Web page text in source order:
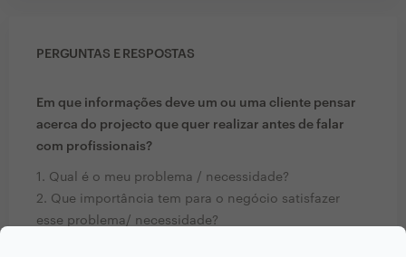
PERGUNTAS E RESPOSTAS
Em que informações deve um ou uma cliente pensar
acerca do projecto que quer realizar antes de falar
com profissionais?
1. Qual é o meu problema / necessidade?
2. Que importância tem para o negócio satisfazer
esse problema/ necessidade?